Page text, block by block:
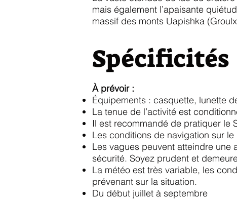
Spécificités
À prévoir :
Équipements : casquette, lunette
La tenue de l’activité est
Il est recommandé de pratiquer le
Les conditions de navigation sur
Les vagues peuvent atteindre une
sécurité. Soyez prudent et
La météo est très variable, les
prévenant sur la situation.
Du début juillet à septembre
mais également l’apaisante
massif des monts Uapishka